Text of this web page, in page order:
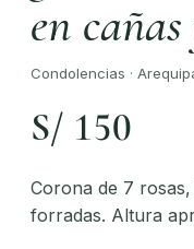
en
Condolencias ·
S/ 150
Corona de 7
forradas. Altura